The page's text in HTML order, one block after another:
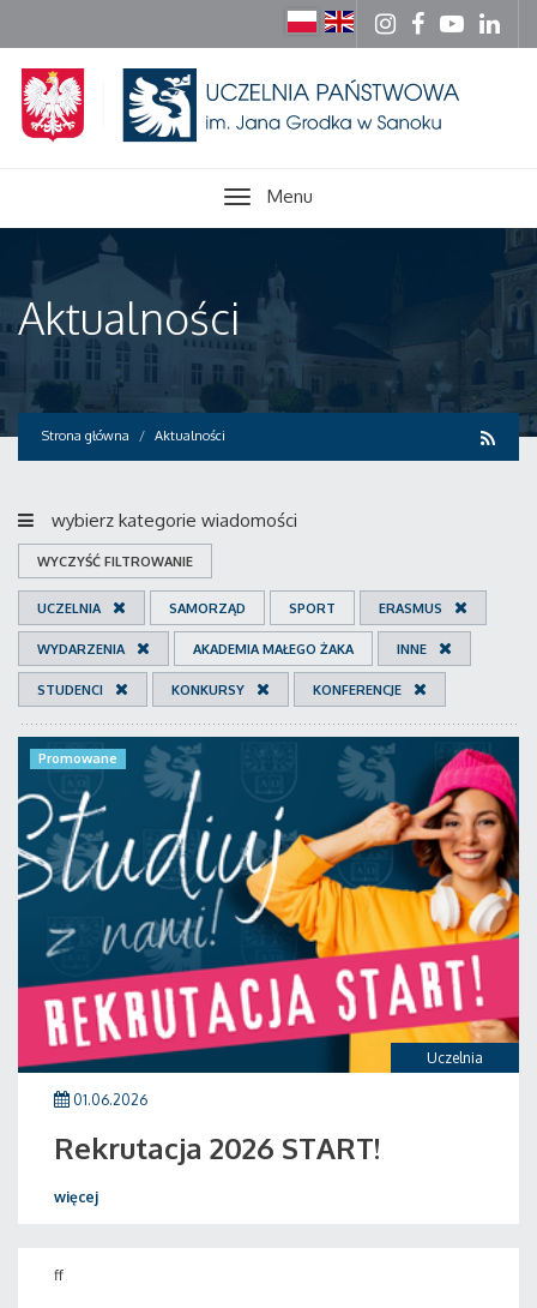
Menu
Aktualności
Strona główna Aktualności
wybierz kategorie wiadomości
WYCZYŚĆ FILTROWANIE
UCZELNIA SAMORZĄD SPORT ERASMUS
WYDARZENIA AKADEMIA MAŁEGO ŻAKA INNE
STUDENCI KONKURSY KONFERENCJE
Uczelnia
Promowane
01.06.2026
Rekrutacja 2026 START!
więcej
ff